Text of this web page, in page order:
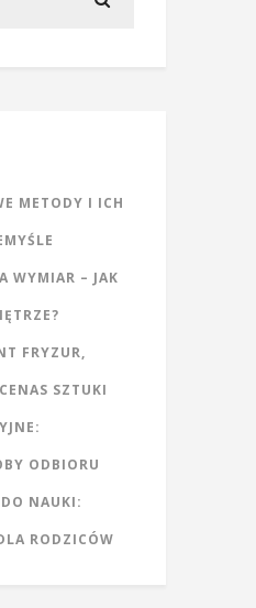
METODY I ICH
WYMIAR – JAK
FRYZUR,
SZTUKI
ODBIORU
NAUKI:
RODZICÓW